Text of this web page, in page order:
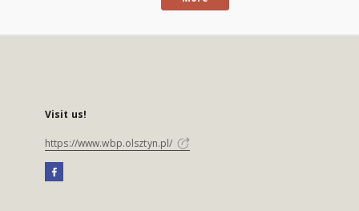
Visit us!
https://www.wbp.olsztyn.pl/